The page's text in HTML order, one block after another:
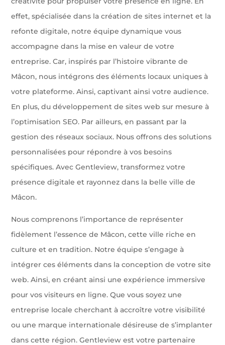
effet, spécialisée dans la création de sites internet et la
refonte digitale, notre équipe dynamique vous
accompagne dans la mise en valeur de votre
entreprise. Car, inspirés par l’histoire vibrante de
Mâcon, nous intégrons des éléments locaux uniques à
votre plateforme. Ainsi, captivant ainsi votre audience.
En plus, du développement de sites web sur mesure à
l’optimisation SEO. Par ailleurs, en passant par la
gestion des réseaux sociaux. Nous offrons des solutions
personnalisées pour répondre à vos besoins
spécifiques. Avec Gentleview, transformez votre
présence digitale et rayonnez dans la belle ville de
Mâcon.
Nous comprenons l’importance de représenter
fidèlement l’essence de Mâcon, cette ville riche en
culture et en tradition. Notre équipe s’engage à
intégrer ces éléments dans la conception de votre site
web. Ainsi, en créant ainsi une expérience immersive
pour vos visiteurs en ligne. Que vous soyez une
entreprise locale cherchant à accroître votre visibilité
ou une marque internationale désireuse de s’implanter
dans cette région. Gentleview est votre partenaire